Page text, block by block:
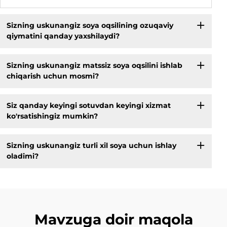
Sizning uskunangiz soya oqsilining ozuqaviy
qiymatini qanday yaxshilaydi?
Sizning uskunangiz matssiz soya oqsilini ishlab
chiqarish uchun mosmi?
Siz qanday keyingi sotuvdan keyingi xizmat
ko'rsatishingiz mumkin?
Sizning uskunangiz turli xil soya uchun ishlay
oladimi?
Mavzuga doir maqola